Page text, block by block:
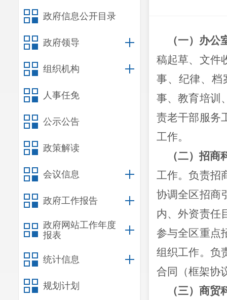
政府信息公开目录
政府领导
组织机构
人事任免
公示公告
政策解读
会议信息
政府工作报告
政府网站工作年度
报表
统计信息
规划计划
（一）办公
稿起草、文件
事、纪律、档
事、教育培训
责老干部服务
工作。
（二）招商
工作。负责招
协调全区招商
内、外资责任
参与全区重点
组织工作。负
合同（框架协
（三）商贸